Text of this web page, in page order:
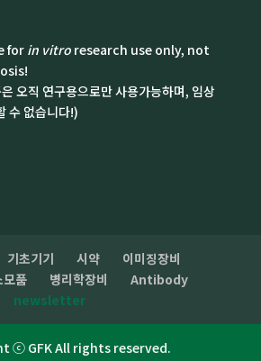
for in vitroresearch use only, not
오직 연구용으로만 사용가능하며, 임상
수 없습니다!)
기초기기 시약
이미징장비
모품 병리학장비
Antibody
newsletter
ⓒ GFK All rights reserved.